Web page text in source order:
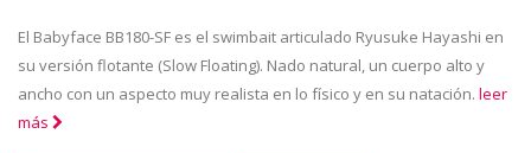
El Babyface BB180-SF es el swimbait articulado Ryusuke Hayashi en
su versión flotante (Slow Floating). Nado natural, un cuerpo alto y
ancho con un aspecto muy realista en lo físico y en su natación. leer
más